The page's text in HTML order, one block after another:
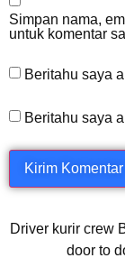
Simpan nama,
untuk komentar
Beritahu saya
Beritahu saya